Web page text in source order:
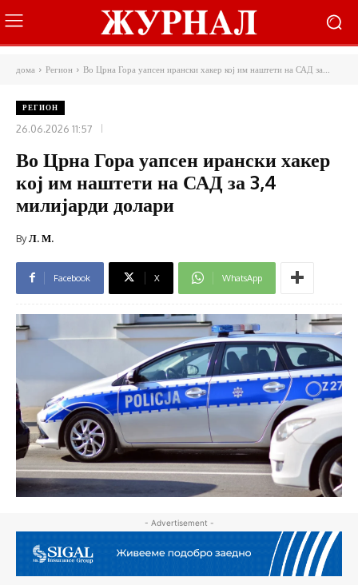
дома Регион Во Црна Гора уапсен ирански хакер кој им наштети на САД за...
РЕГИОН
26.06.2026 11:57
Во Црна Гора уапсен ирански хакер
кој им наштети на САД за 3,4
милијарди долари
ByЛ. М.
Facebook X WhatsApp
- Advertisement -